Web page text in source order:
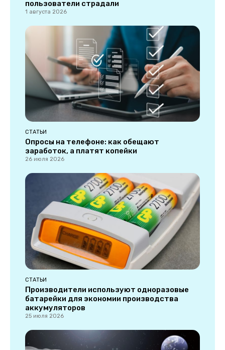
пользователи страдали
1 августа 2026
СТАТЬИ
Опросы на телефоне: как обещают
заработок, а платят копейки
26 июля 2026
СТАТЬИ
Производители используют одноразовые
батарейки для экономии производства
аккумуляторов
25 июля 2026